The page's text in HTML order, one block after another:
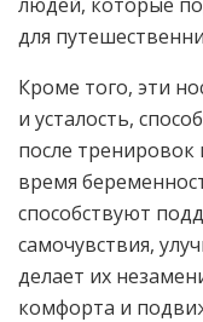
для
Кроме того, эти
и усталость,
после
время
способствуют
самочувствия,
делает их
комфорта и